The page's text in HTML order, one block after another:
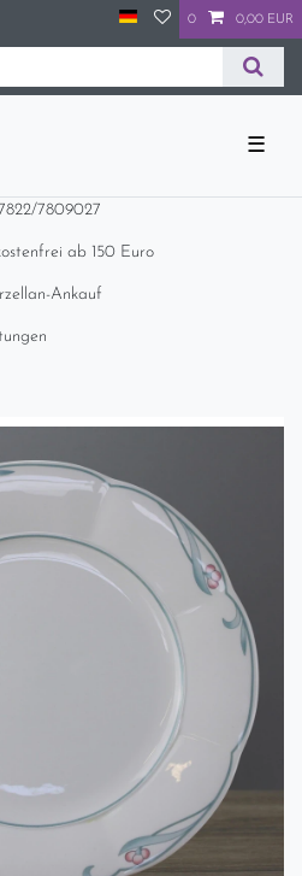
0 0,00 EUR
☰
7809027
ab 150 Euro
Ankauf